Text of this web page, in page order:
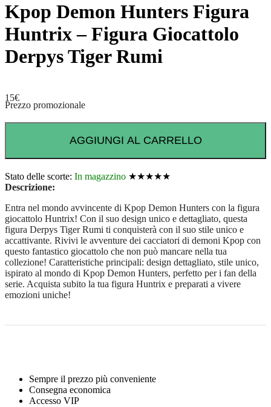
Kpop Demon Hunters Figura
Huntrix – Figura Giocattolo
Derpys Tiger Rumi
15€
Prezzo promozionale
AGGIUNGI AL CARRELLO
Stato delle scorte: In magazzino ★★★★★
Descrizione:
Entra nel mondo avvincente di Kpop Demon Hunters con la figura
giocattolo Huntrix! Con il suo design unico e dettagliato, questa
figura Derpys Tiger Rumi ti conquisterà con il suo stile unico e
accattivante. Rivivi le avventure dei cacciatori di demoni Kpop con
questo fantastico giocattolo che non può mancare nella tua
collezione! Caratteristiche principali: design dettagliato, stile unico,
ispirato al mondo di Kpop Demon Hunters, perfetto per i fan della
serie. Acquista subito la tua figura Huntrix e preparati a vivere
emozioni uniche!
Sempre il prezzo più conveniente
Consegna economica
Accesso VIP